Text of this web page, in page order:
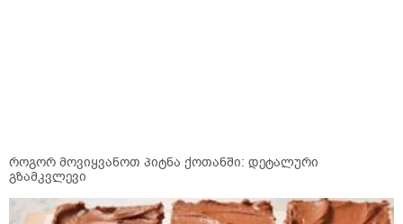
როგორ მოვიყვანოთ პიტნა ქოთანში: დეტალური
გზამკვლევი